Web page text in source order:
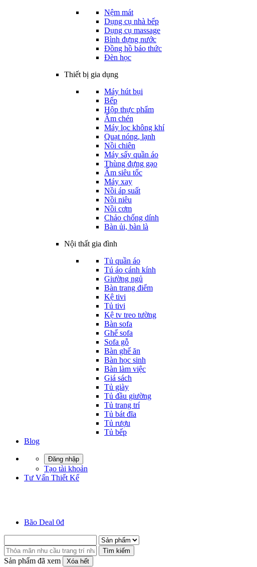
Nệm mát
Dụng cụ nhà bếp
Dụng cụ massage
Bình đựng nước
Đồng hồ báo thức
Đèn học
Thiết bị gia dụng
Máy hút bụi
Bếp
Hộp thực phẩm
Ấm chén
Máy lọc không khí
Quạt nóng, lạnh
Nồi chiên
Máy sấy quần áo
Thùng đựng gạo
Ấm siêu tốc
Máy xay
Nồi áp suất
Nồi niêu
Nồi cơm
Chảo chống dính
Bàn ủi, bàn là
Nội thất gia đình
Tủ quần áo
Tú áo cánh kính
Giường ngủ
Bàn trang điểm
Kệ tivi
Tủ tivi
Kệ tv treo tường
Bàn sofa
Ghế sofa
Sofa gỗ
Bàn ghế ăn
Bàn học sinh
Bàn làm việc
Giá sách
Tủ giày
Tủ đầu giường
Tủ trang trí
Tủ bát đĩa
Tủ rượu
Tủ bếp
Blog
Đăng nhập
Tạo tài khoản
Tư Vấn Thiết Kế
Bão Deal 0đ
Tìm kiếm
Sản phẩm đã xem Xóa hết